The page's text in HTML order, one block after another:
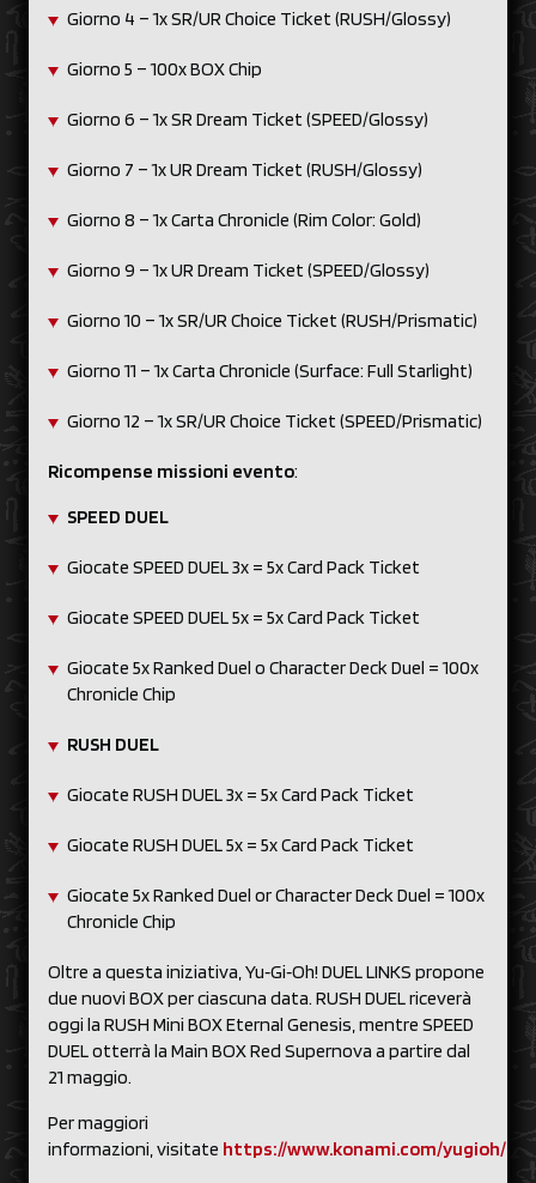
Giorno 4 – 1x SR/UR Choice Ticket (RUSH/Glossy)
Giorno 5 – 100x BOX Chip
Giorno 6 – 1x SR Dream Ticket (SPEED/Glossy)
Giorno 7 – 1x UR Dream Ticket (RUSH/Glossy)
Giorno 8 – 1x Carta Chronicle (Rim Color: Gold)
Giorno 9 – 1x UR Dream Ticket (SPEED/Glossy)
Giorno 10 – 1x SR/UR Choice Ticket (RUSH/Prismatic)
Giorno 11 – 1x Carta Chronicle (Surface: Full Starlight)
Giorno 12 – 1x SR/UR Choice Ticket (SPEED/Prismatic)
Ricompense missioni evento:
SPEED DUEL
Giocate SPEED DUEL 3x = 5x Card Pack Ticket
Giocate SPEED DUEL 5x = 5x Card Pack Ticket
Giocate 5x Ranked Duel o Character Deck Duel = 100x
Chronicle Chip
RUSH DUEL
Giocate RUSH DUEL 3x = 5x Card Pack Ticket
Giocate RUSH DUEL 5x = 5x Card Pack Ticket
Giocate 5x Ranked Duel or Character Deck Duel = 100x
Chronicle Chip
Oltre a questa iniziativa, Yu‑Gi‑Oh! DUEL LINKS propone
due nuovi BOX per ciascuna data. RUSH DUEL riceverà
oggi la RUSH Mini BOX Eternal Genesis, mentre SPEED
DUEL otterrà la Main BOX Red Supernova a partire dal
21 maggio.
Per maggiori
informazioni, visitate https://www.konami.com/yugioh/